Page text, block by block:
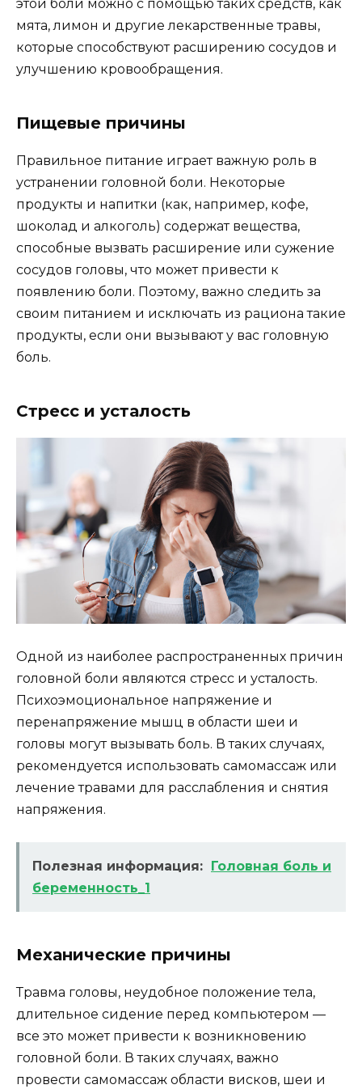
этой боли можно с помощью таких средств, как
мята, лимон и другие лекарственные травы,
которые способствуют расширению сосудов и
улучшению кровообращения.
Пищевые причины
Правильное питание играет важную роль в
устранении головной боли. Некоторые
продукты и напитки (как, например, кофе,
шоколад и алкоголь) содержат вещества,
способные вызвать расширение или сужение
сосудов головы, что может привести к
появлению боли. Поэтому, важно следить за
своим питанием и исключать из рациона такие
продукты, если они вызывают у вас головную
боль.
Стресс и усталость
Одной из наиболее распространенных причин
головной боли являются стресс и усталость.
Психоэмоциональное напряжение и
перенапряжение мышц в области шеи и
головы могут вызывать боль. В таких случаях,
рекомендуется использовать самомассаж или
лечение травами для расслабления и снятия
напряжения.
Полезная информация: Головная боль и
беременность_1
Механические причины
Травма головы, неудобное положение тела,
длительное сидение перед компьютером —
все это может привести к возникновению
головной боли. В таких случаях, важно
провести самомассаж области висков, шеи и